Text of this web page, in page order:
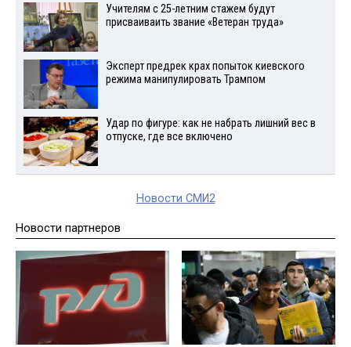
Учителям с 25-летним стажем будут
присваиваить звание «Ветеран труда»
Эксперт предрек крах попыток киевского
режима манипулировать Трампом
Удар по фигуре: как не набрать лишний вес в
отпуске, где все включено
Новости СМИ2
Новости партнеров